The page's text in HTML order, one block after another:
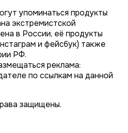
упоминаться продукты
экстремистской
в России, её продукты
и фейсбук) также
РФ.
реклама:
по ссылкам на данной
защищены.